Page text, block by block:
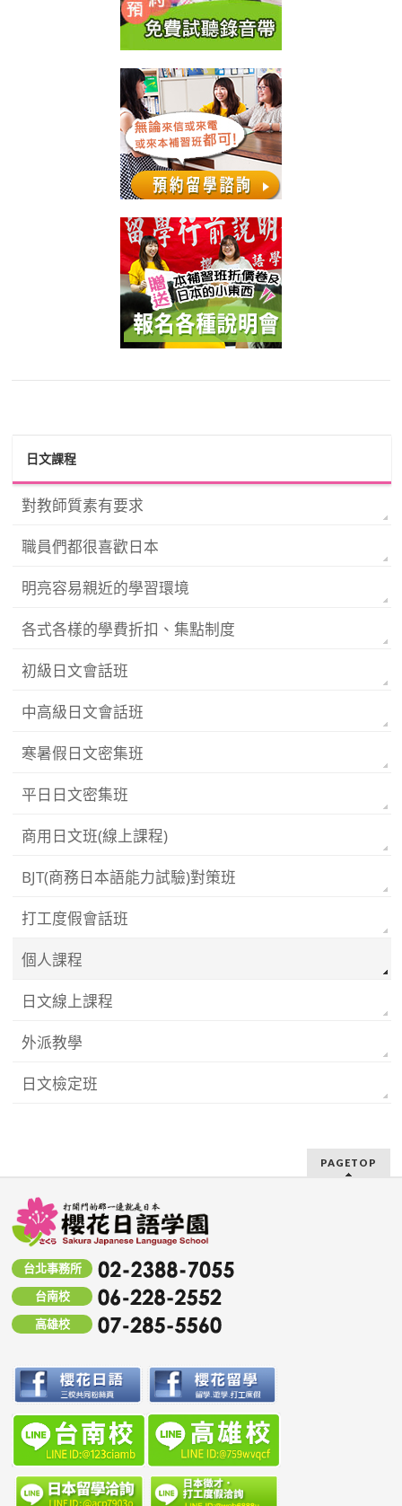
日文課程
對教師質素有要求
職員們都很喜歡日本
明亮容易親近的學習環境
各式各樣的學費折扣、集點制度
初級日文會話班
中高級日文會話班
寒暑假日文密集班
平日日文密集班
商用日文班(線上課程)
BJT(商務日本語能力試驗)對策班
打工度假會話班
個人課程
日文線上課程
外派教學
日文檢定班
PAGETOP
台北事務所
台南校
高雄校